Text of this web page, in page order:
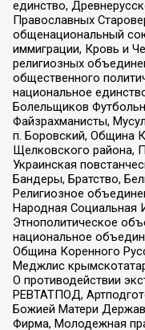
единство,
Православных
общенациональный
иммиграции, Кровь и
религиозных
общественного
национальное
Болельщиков
Файзрахманисты,
п. Боровский, Община
Щелковского района,
Украинская
Бандеры, Братство,
Религиозное
Народная Социальная
Этнополитическое
национальное
Община Коренного
Меджлис
О противодействии
РЕВТАТПОД,
Божией Матери
Фирма, Молодежная